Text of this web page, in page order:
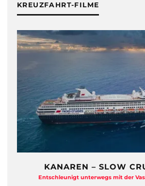
KREUZFAHRT-FILME
KANAREN – SLOW
Entschleunigt unterwegs mit der